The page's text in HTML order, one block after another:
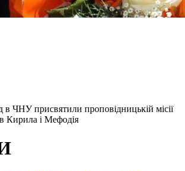
в ЧНУ присвятили проповідницькій місії
Кирила і Мефодія